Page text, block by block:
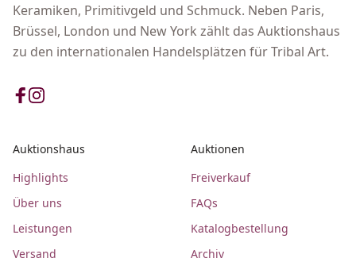
Keramiken, Primitivgeld und Schmuck. Neben Paris,
Brüssel, London und New York zählt das Auktionshaus
zu den internationalen Handelsplätzen für Tribal Art.
Auktionshaus
Highlights
Über uns
Leistungen
Versand
Auktionen
Freiverkauf
FAQs
Katalogbestellung
Archiv